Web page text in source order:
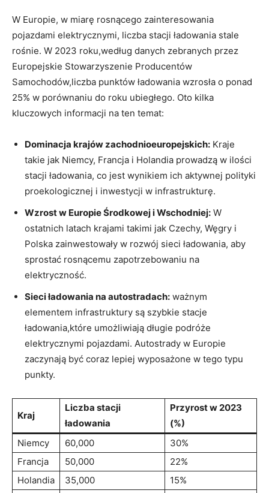
W Europie, w miarę rosnącego zainteresowania
pojazdami ⁣elektrycznymi,‌ liczba stacji ładowania stale
rośnie. W 2023 roku,według danych zebranych przez
⁤Europejskie Stowarzyszenie Producentów
Samochodów,liczba punktów‌ ładowania wzrosła o ponad
25% w porównaniu do‍ roku ubiegłego. Oto kilka
kluczowych​ informacji na⁤ ten temat:
Dominacja krajów zachodnioeuropejskich: Kraje
takie jak Niemcy, Francja i ⁣Holandia prowadzą w⁣ ilości
stacji ładowania, co⁤ jest wynikiem ich aktywnej polityki⁣
proekologicznej ⁤i inwestycji w infrastrukturę.
Wzrost w Europie Środkowej i‍ Wschodniej: W
ostatnich latach ⁢krajami takimi ⁣jak Czechy, ⁤Węgry i
Polska zainwestowały​ w ⁣rozwój sieci ładowania, aby
sprostać rosnącemu zapotrzebowaniu na
elektryczność.
Sieci⁤ ładowania ‌na autostradach: ważnym
elementem infrastruktury są ‌szybkie stacje
ładowania,które umożliwiają długie‌ podróże
elektrycznymi pojazdami. Autostrady w Europie
zaczynają ⁢być coraz lepiej wyposażone w‍ tego typu
punkty.
Kraj
Liczba stacji
ładowania
Przyrost w 2023
(%)
Niemcy
60,000
30%
Francja
50,000
22%
Holandia
35,000
15%